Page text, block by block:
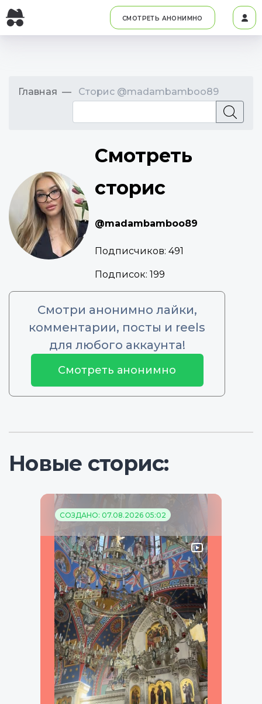
СМОТРЕТЬ АНОНИМНО
Главная Сторис @madambamboo89
Смотреть
сторис
@madambamboo89
Подписчиков: 491
Подписок: 199
Смотри анонимно лайки,
комментарии, посты и reels
для любого аккаунта!
Смотреть анонимно
Новые сторис:
СОЗДАНО: 07.08.2026 05:02